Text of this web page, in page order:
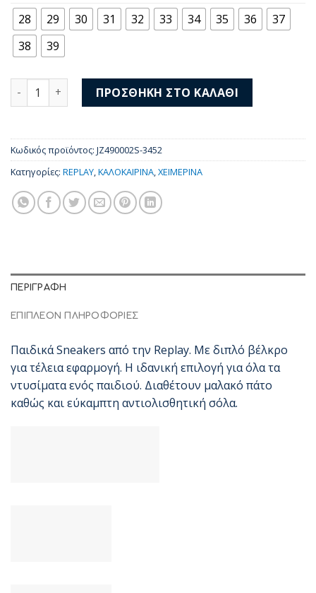
through
35,00 €
28 29 30 31 32 33 34 35 36
37
38
39
Replay Sneakers Pyper JR 3 JZ490002S-3452 ποσότητα
ΠΡΟΣΘΉΚΗ ΣΤΟ ΚΑΛΆΘΙ
Κωδικός προϊόντος: JZ490002S-3452
Κατηγορίες: REPLAY ΚΑΛΟΚΑΙΡΙΝΑ ΧΕΙΜΕΡΙΝΑ
ΠΕΡΙΓΡΑΦΉ
ΕΠΙΠΛΈΟΝ ΠΛΗΡΟΦΟΡΊΕΣ
Παιδικά Sneakers από την Replay. Με διπλό βέλκρο
για τέλεια εφαρμογή. Η ιδανική επιλογή για όλα τα
ντυσίματα ενός παιδιού. Διαθέτουν μαλακό πάτο
καθώς και εύκαμπτη αντιολισθητική σόλα.